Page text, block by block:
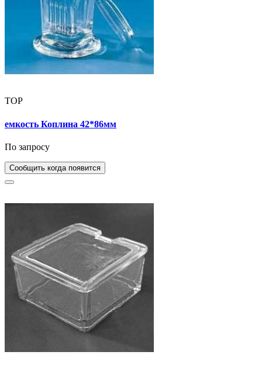
TOP
емкость Коплина 42*86мм
По запросу
Сообщить когда появится